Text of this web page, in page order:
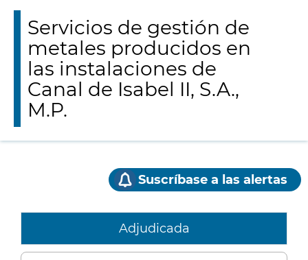
Servicios de gestión de
metales producidos en
las instalaciones de
Canal de Isabel II, S.A.,
M.P.
Suscríbase a las alertas
Adjudicada